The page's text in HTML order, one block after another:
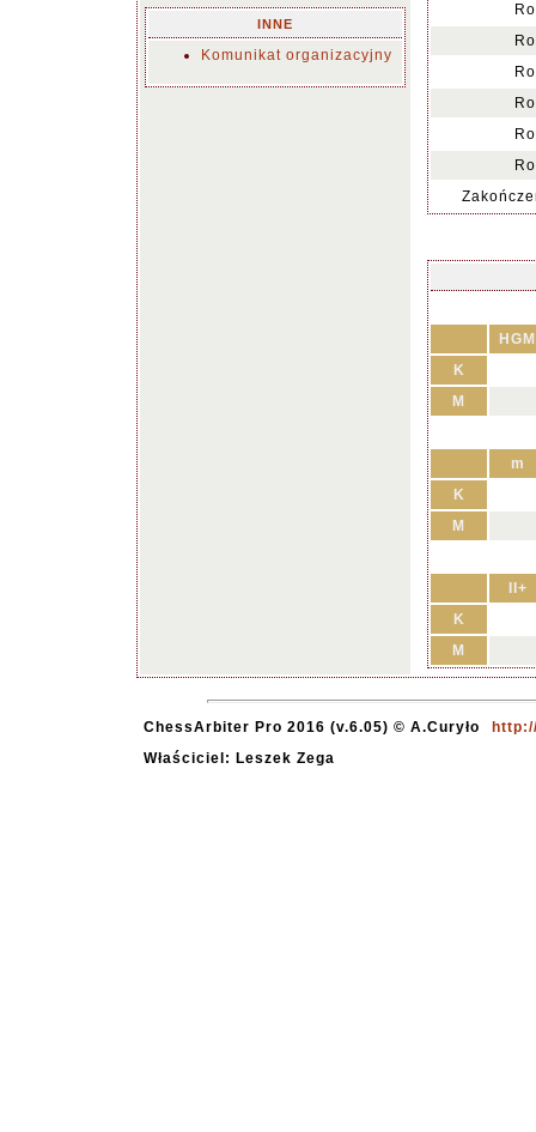
INNE
Komunikat organizacyjny
HGM
K
M
m
K
M
II+
K
M
ChessArbiter Pro 2016 (v.6.05) © A.Curyło
Właściciel: Leszek Zega